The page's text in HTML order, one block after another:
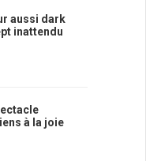
aussi dark
inattendu
à la joie